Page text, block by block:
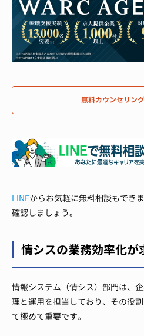
無料カウンセリン
LINEからお気軽に無料相談もでき
確認しましょう。
情シスの業務効率化が
情報システム（情シス）部門は、
理と運用を担当しており、その役
て極めて重要です。